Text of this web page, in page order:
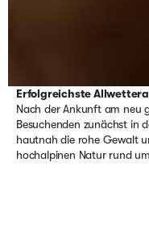
Erfolgreichste
Nach der Ankunft am neu
Besuchenden zunächst in
hautnah die rohe Gewalt
hochalpinen Natur rund